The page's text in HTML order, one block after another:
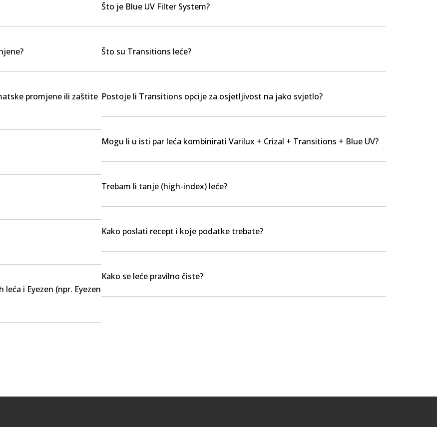
promjene ili zaštite
i Eyezen (npr. Eyezen
Što je Blue UV Filter System?
Što su Transitions leće?
Postoje li Transitions opcije za osjetljivost na jako svjetlo?
Mogu li u isti par leća kombinirati Varilux + Crizal + Transitions + Blue UV?
Trebam li tanje (high-index) leće?
Kako poslati recept i koje podatke trebate?
Kako se leće pravilno čiste?